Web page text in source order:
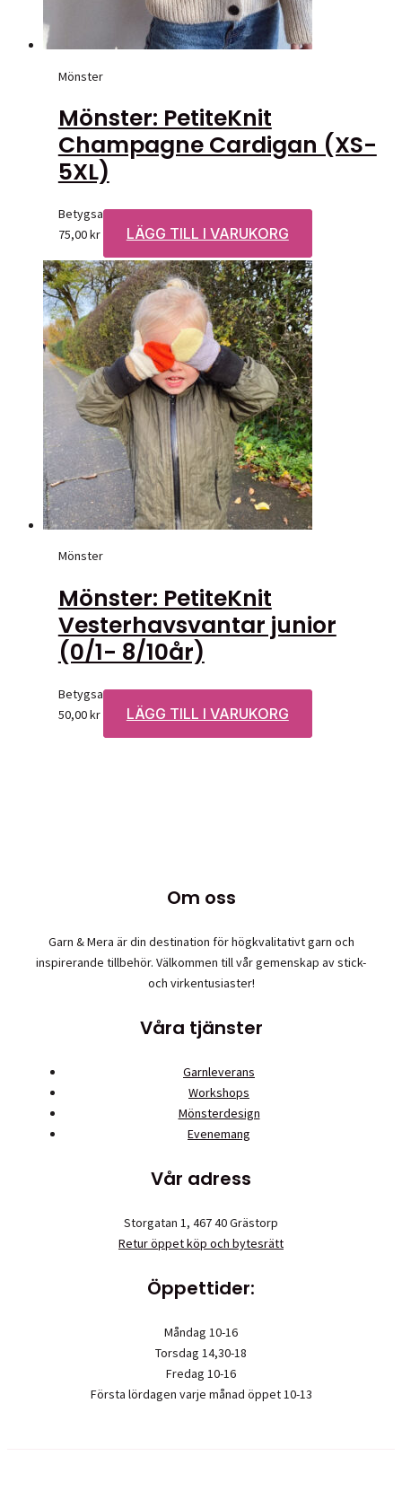
Mönster
Mönster: PetiteKnit
Champagne Cardigan (XS-
5XL)
Betygsatt0av 5
75,00kr LÄGG TILL I VARUKORG
Mönster
Mönster: PetiteKnit
Vesterhavsvantar junior
(0/1- 8/10år)
Betygsatt0av 5
50,00kr LÄGG TILL I VARUKORG
Om oss
Garn & Mera är din destination för högkvalitativt garn och
inspirerande tillbehör. Välkommen till vår gemenskap av stick-
och virkentusiaster!
Våra tjänster
Garnleverans
Workshops
Mönsterdesign
Evenemang
Vår adress
Storgatan 1, 467 40 Grästorp
Retur öppet köp och bytesrätt
Öppettider:
Måndag 10-16
Torsdag 14,30-18
Fredag 10-16
Första lördagen varje månad öppet 10-13